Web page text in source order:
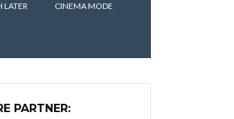
LATER CINEMA MODE
PARTNER: